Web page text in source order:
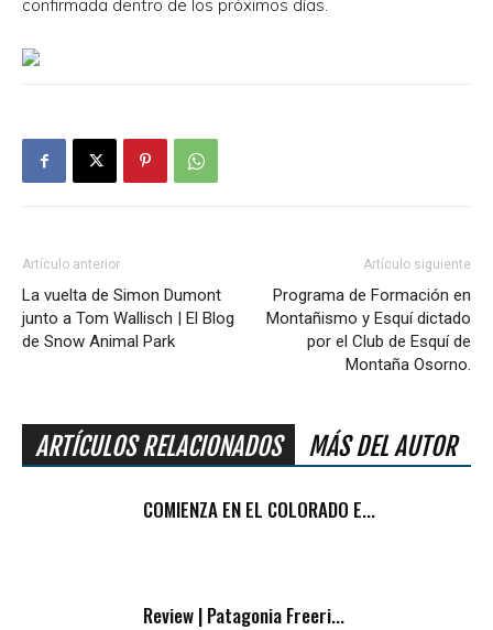
confirmada dentro de los próximos días.
Artículo anterior
La vuelta de Simon Dumont
junto a Tom Wallisch | El Blog
de Snow Animal Park
Artículo siguiente
Programa de Formación en
Montañismo y Esquí dictado
por el Club de Esquí de
Montaña Osorno.
ARTÍCULOS RELACIONADOS MÁS DEL AUTOR
COMIENZA EN EL COLORADO E...
Review | Patagonia Freeri...